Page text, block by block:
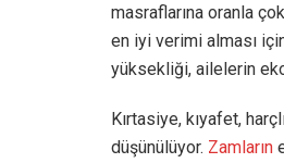
masraflarına oranla
en iyi verimi alması
yüksekliği, ailelerin
Kırtasiye, kıyafet,
düşünülüyor. Zamların